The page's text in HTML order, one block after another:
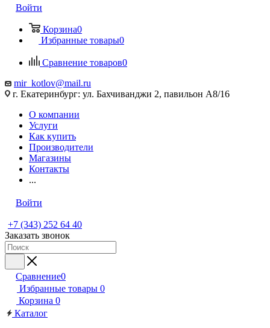
Войти
Корзина0
Избранные товары0
Сравнение товаров0
mir_kotlov@mail.ru
г. Екатеринбург: ул. Бахчиванджи 2, павильон А8/16
О компании
Услуги
Как купить
Производители
Магазины
Контакты
...
Войти
+7 (343) 252 64 40
Заказать звонок
Сравнение0
Избранные товары 0
Корзина 0
Каталог